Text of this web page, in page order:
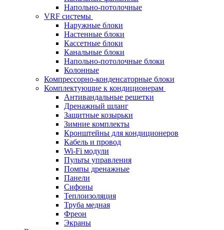
Напольно-потолочные
VRF системы
Наружные блоки
Настенные блоки
Кассетные блоки
Канальные блоки
Напольно-потолочные блоки
Колонные
Компрессорно-конденсаторные блоки
Комплектующие к кондиционерам
Антивандальные решетки
Дренажный шланг
Защитные козырьки
Зимние комплекты
Кронштейны для кондиционеров
Кабель и провод
Wi-Fi модули
Пульты управления
Помпы дренажные
Панели
Сифоны
Теплоизоляция
Труба медная
Фреон
Экраны